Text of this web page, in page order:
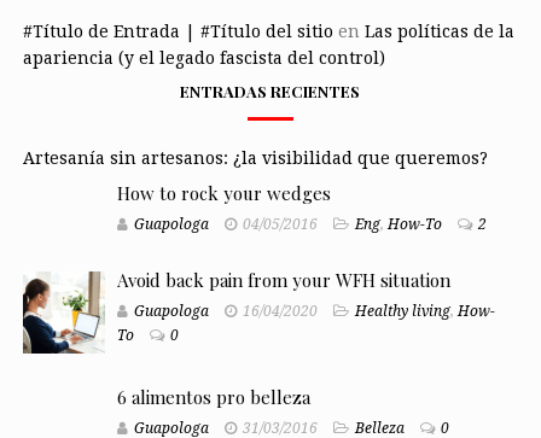
#Título de Entrada | #Título del sitio en Las políticas de la
apariencia (y el legado fascista del control)
ENTRADAS RECIENTES
Artesanía sin artesanos: ¿la visibilidad que queremos?
How to rock your wedges
Guapologa 04/05/2016 Eng,How-To 2
Avoid back pain from your WFH situation
Guapologa 16/04/2020 Healthy living,How-
To
0
6 alimentos pro belleza
Guapologa 31/03/2016 Belleza 0